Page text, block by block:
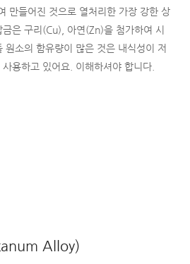
만들어진 것으로 열처리한 가장 강한 상
은 구리(Cu), 아연(Zn)을 첨가하여 시
원소의 함유량이 많은 것은 내식성이 저
용하고 있어요. 이해하셔야 합니다.
Alloy)